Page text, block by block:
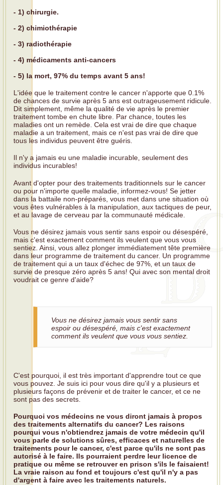
- 1) chirurgie.
- 2) chimiothérapie
- 3) radiothérapie
- 4) médicaments anti-cancers
- 5) la mort, 97% du temps avant 5 ans!
L'idée que le traitement contre le cancer n'apporte que 0.1%
de chances de survie après 5 ans est outrageusement ridicule.
Dit simplement, même la qualité de vie après le premier
traitement tombe en chute libre. Par chance, toutes les
maladies ont un remède. Cela est vrai de dire que chaque
maladie a un traitement, mais ce n'est pas vrai de dire que
tous les individus peuvent être guéris.
Il n'y a jamais eu une maladie incurable, seulement des
individus incurables!
Avant d'opter pour des traitements traditionnels sur le cancer
ou pour n'importe quelle maladie, informez-vous! Se jetter
dans la battaile non-préparés, vous met dans une situation où
vous êtes vulnérables à la manipulation, aux tactiques de peur,
et au lavage de cerveau par la communauté médicale.
Vous ne désirez jamais vous sentir sans espoir ou désespéré,
mais c'est exactement comment ils veulent que vous vous
sentiez. Ainsi, vous allez plonger immédiatement tête première
dans leur programme de traitement du cancer. Un programme
de traitement qui a un taux d'échec de 97%, et un taux de
survie de presque zéro après 5 ans! Qui avec son mental droit
voudrait ce genre d'aide?
Vous ne désirez jamais vous sentir sans
espoir ou désespéré, mais c'est exactement
comment ils veulent que vous vous sentiez.
C'est pourquoi, il est très important d'apprendre tout ce que
vous pouvez. Je suis ici pour vous dire qu'il y a plusieurs et
plusieurs façons de prévenir et de traiter le cancer, et ce ne
sont pas des secrets.
Pourquoi vos médecins ne vous diront jamais à propos
des traitements alternatifs du cancer? Les raisons
pourqui vous n'obtiendrez jamais de votre médecin qu'il
vous parle de solutions sûres, efficaces et naturelles de
traitements pour le cancer, c'est parce qu'ils ne sont pas
autorisé à le faire. Ils pourraient perdre leur licence de
pratique ou même se retrouver en prison s'ils le faisaient!
La vraie raison au fond et toujours c'est qu'il n'y a pas
d'argent à faire avec les traitements naturels.